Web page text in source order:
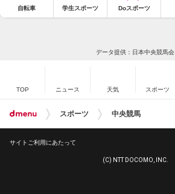
自転車 学生スポーツ Doスポーツ
データ提供：日本中央競馬会
TOP ニュース 天気 スポーツ
スポーツ 中央競馬
サイトご利用にあたって
(C) NTT DOCOMO, INC.